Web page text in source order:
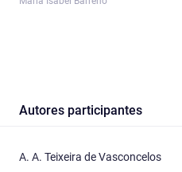
Autores participantes
A. A. Teixeira de Vasconcelos